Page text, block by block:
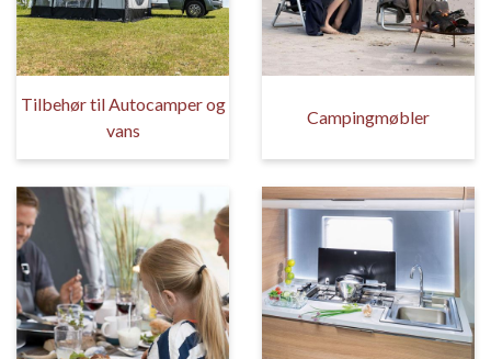
Tilbehør til Autocamper og
vans
Campingmøbler